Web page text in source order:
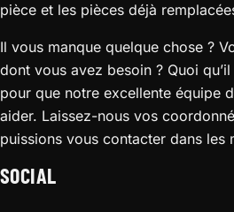
pièce et les pièces déjà
Il vous manque quelque chose ?
dont vous avez besoin ? Quoi
pour que notre excellente équipe
aider. Laissez-nous vos
puissions vous contacter dans les
SOCIAL